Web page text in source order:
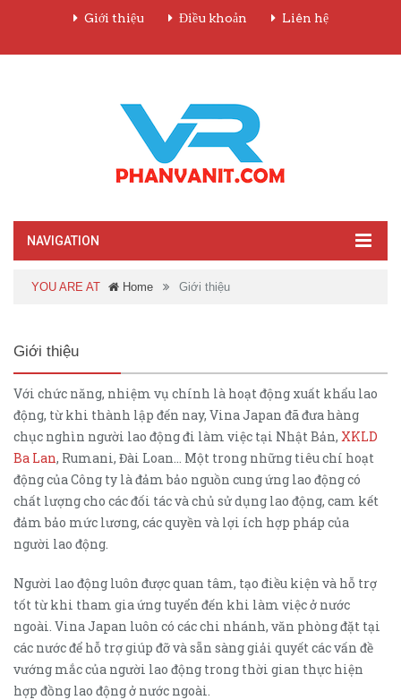
Giới thiệu Điều khoản Liên hệ
NAVIGATION
YOU ARE AT Home Giới thiệu
Giới thiệu
Với chức năng, nhiệm vụ chính là hoạt động xuất khẩu lao
động, từ khi thành lập đến nay, Vina Japan đã đưa hàng
chục nghìn người lao động đi làm việc tại Nhật Bản, XKLD
Ba Lan, Rumani, Đài Loan… Một trong những tiêu chí hoạt
động của Công ty là đảm bảo nguồn cung ứng lao động có
chất lượng cho các đối tác và chủ sử dụng lao động, cam kết
đảm bảo mức lương, các quyền và lợi ích hợp pháp của
người lao động.
Người lao động luôn được quan tâm, tạo điều kiện và hỗ trợ
tốt từ khi tham gia ứng tuyển đến khi làm việc ở nước
ngoài. Vina Japan luôn có các chi nhánh, văn phòng đặt tại
các nước để hỗ trợ giúp đỡ và sẵn sàng giải quyết các vấn đề
vướng mắc của người lao động trong thời gian thực hiện
hợp đồng lao động ở nước ngoài.